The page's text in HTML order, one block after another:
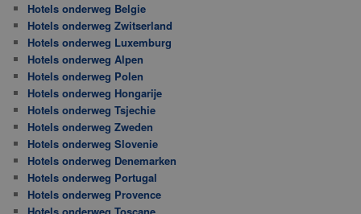
Hotels onderweg Belgie
Hotels onderweg Zwitserland
Hotels onderweg Luxemburg
Hotels onderweg Alpen
Hotels onderweg Polen
Hotels onderweg Hongarije
Hotels onderweg Tsjechie
Hotels onderweg Zweden
Hotels onderweg Slovenie
Hotels onderweg Denemarken
Hotels onderweg Portugal
Hotels onderweg Provence